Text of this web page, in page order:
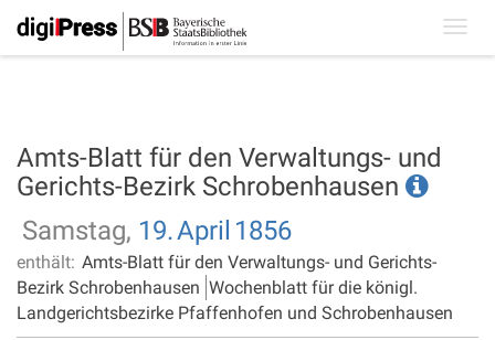
Amts-Blatt für den Verwaltungs- und
Gerichts-Bezirk Schrobenhausen
Samstag, 19.April 1856
enthält: Amts-Blatt für den Verwaltungs- und Gerichts-
Bezirk Schrobenhausen Wochenblatt für die königl.
Landgerichtsbezirke Pfaffenhofen und Schrobenhausen